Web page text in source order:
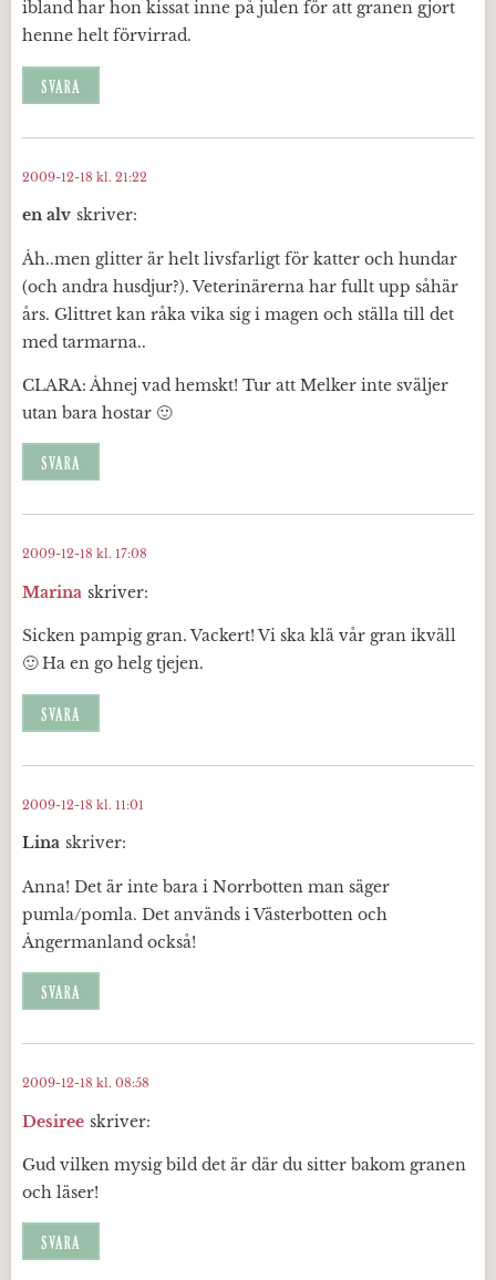
ibland har hon kissat inne på julen för att granen gjort
henne helt förvirrad.
SVARA
en alv skriver:
2009-12-18 kl. 21:22
Åh..men glitter är helt livsfarligt för katter och hundar
(och andra husdjur?). Veterinärerna har fullt upp såhär
års. Glittret kan råka vika sig i magen och ställa till det
med tarmarna..
CLARA: Åhnej vad hemskt! Tur att Melker inte sväljer
utan bara hostar 🙂
SVARA
Marina skriver:
2009-12-18 kl. 17:08
Sicken pampig gran. Vackert! Vi ska klä vår gran ikväll
🙂 Ha en go helg tjejen.
SVARA
Lina skriver:
2009-12-18 kl. 11:01
Anna! Det är inte bara i Norrbotten man säger
pumla/pomla. Det används i Västerbotten och
Ångermanland också!
SVARA
Desiree skriver:
2009-12-18 kl. 08:58
Gud vilken mysig bild det är där du sitter bakom granen
och läser!
SVARA